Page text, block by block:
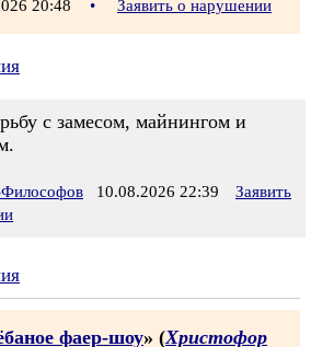
20:48 • Заявить о нарушении
с замесом, майнингом и
10.08.2026 22:39
Заявить
фаер-шоу» (Христофор